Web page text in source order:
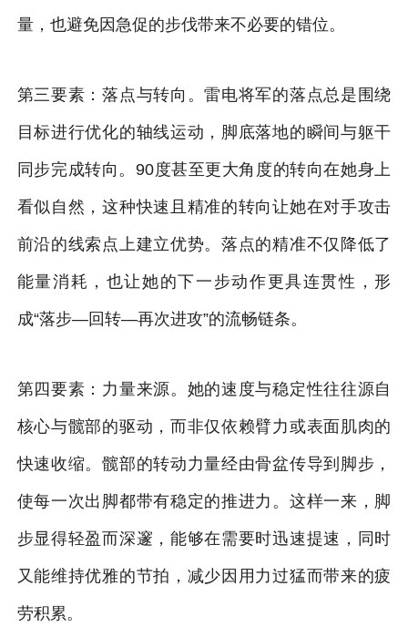
量，也避免因急促的步伐带来不必要的错位。
第三要素：落点与转向。雷电将军的落点总是围绕
目标进行优化的轴线运动，脚底落地的瞬间与躯干
同步完成转向。90度甚至更大角度的转向在她身上
看似自然，这种快速且精准的转向让她在对手攻击
前沿的线索点上建立优势。落点的精准不仅降低了
能量消耗，也让她的下一步动作更具连贯性，形
成“落步—回转—再次进攻”的流畅链条。
第四要素：力量来源。她的速度与稳定性往往源自
核心与髋部的驱动，而非仅依赖臂力或表面肌肉的
快速收缩。髋部的转动力量经由骨盆传导到脚步，
使每一次出脚都带有稳定的推进力。这样一来，脚
步显得轻盈而深邃，能够在需要时迅速提速，同时
又能维持优雅的节拍，减少因用力过猛而带来的疲
劳积累。